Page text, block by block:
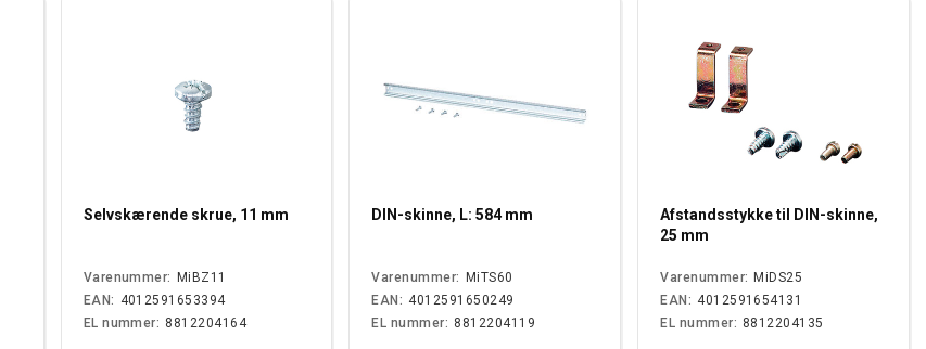
Selvskærende skrue, 11 mm
Varenummer: MiBZ11
EAN: 4012591653394
EL nummer: 8812204164
DIN-skinne, L: 584 mm
Varenummer: MiTS60
EAN: 4012591650249
EL nummer: 8812204119
Afstandsstykke til DIN-skinne,
25 mm
Varenummer: MiDS25
EAN: 4012591654131
EL nummer: 8812204135